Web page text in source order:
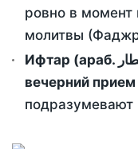
ровно в момент
молитвы
Ифтар (араб. إفطار) — разговение - это
вечерний
подразумевают